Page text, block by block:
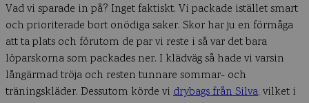
Vad vi sparade in på? Inget faktiskt. Vi packade istället smart
och prioriterade bort onödiga saker. Skor har ju en förmåga
att ta plats och förutom de par vi reste i så var det bara
löparskorna som packades ner. I klädväg så hade vi varsin
långärmad tröja och resten tunnare sommar- och
träningskläder. Dessutom körde vi drybags från Silva, vilket i